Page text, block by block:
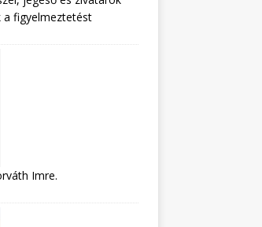
a figyelmeztetést
Imre.